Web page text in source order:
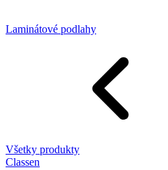
Laminátové podlahy
Všetky produkty
Classen